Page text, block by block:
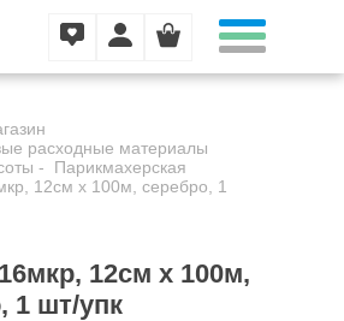
расходные материалы
Парикмахерская
12см х 100м, серебро, 1
12см х 100м,
1 шт/упк